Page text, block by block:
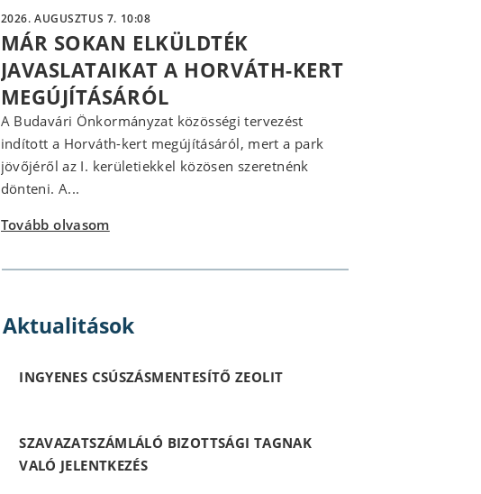
2026. AUGUSZTUS 7. 10:08
MÁR SOKAN ELKÜLDTÉK
JAVASLATAIKAT A HORVÁTH-KERT
MEGÚJÍTÁSÁRÓL
A Budavári Önkormányzat közösségi tervezést
indított a Horváth-kert megújításáról, mert a park
jövőjéről az I. kerületiekkel közösen szeretnénk
dönteni. A...
Tovább olvasom
Aktualitások
INGYENES CSÚSZÁSMENTESÍTŐ ZEOLIT
SZAVAZATSZÁMLÁLÓ BIZOTTSÁGI TAGNAK
VALÓ JELENTKEZÉS